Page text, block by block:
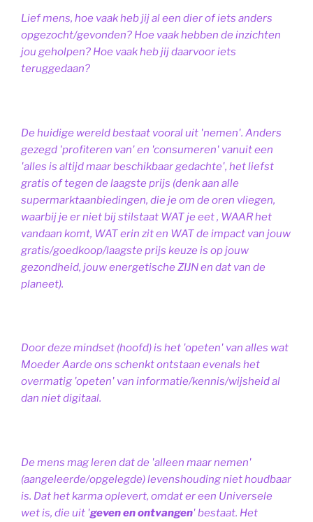
Lief mens, hoe vaak heb jij al een dier of iets anders
opgezocht/gevonden? Hoe vaak hebben de inzichten
jou geholpen? Hoe vaak heb jij daarvoor iets
teruggedaan?
De huidige wereld bestaat vooral uit 'nemen'. Anders
gezegd 'profiteren van' en 'consumeren' vanuit een
'alles is altijd maar beschikbaar gedachte', het liefst
gratis of tegen de laagste prijs (denk aan alle
supermarktaanbiedingen, die je om de oren vliegen,
waarbij je er niet bij stilstaat WAT je eet , WAAR het
vandaan komt, WAT erin zit en WAT de impact van jouw
gratis/goedkoop/laagste prijs keuze is op jouw
gezondheid, jouw energetische ZIJN en dat van de
planeet).
Door deze mindset (hoofd) is het 'opeten' van alles wat
Moeder Aarde ons schenkt ontstaan evenals het
overmatig 'opeten' van informatie/kennis/wijsheid al
dan niet digitaal.
De mens mag leren dat de 'alleen maar nemen'
(aangeleerde/opgelegde) levenshouding niet houdbaar
is. Dat het karma oplevert, omdat er een Universele
wet is, die uit 'geven en ontvangen' bestaat. Het